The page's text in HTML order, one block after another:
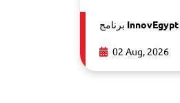
02 Aug, 2026